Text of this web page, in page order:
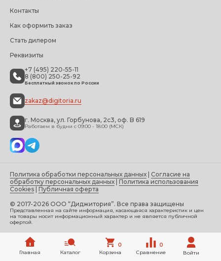
+7 (495) 220-55-11
8 (800) 250-25-92
Бесплатный звонок по России
zakaz@digitoria.ru
г. Москва, ул. Горбунова, 2с3, оф. B 619
Работаем в будни с 09:00 - 18:00 (МСК)
Контакты
Как оформить заказ
Стать дилером
Реквизиты
Политика обработки персональных данных
Согласие на
обработку персональных данных Политика использования
Cookies Публичная оферта
© 2017-2026 ООО “Диджитория”. Все права защищены
Представленная на сайте информация, касающаяся характеристик и цен
на товары носит информационный характер и не является публичной
офертой.
Главная Каталог
0
Корзина
0
Сравнение
Войти